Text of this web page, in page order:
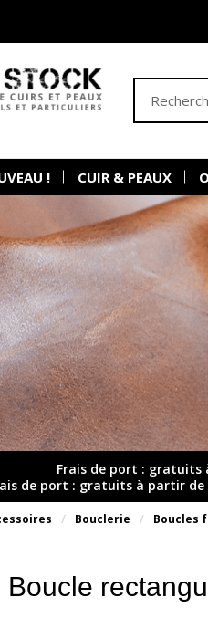
! CUIR & PEAUX
Frais de port : gratuits
de port : gratuits à partir de
Bouclerie Boucles
Boucle